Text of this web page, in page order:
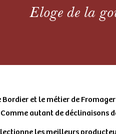
Eloge de la
Bordier et le métier de
Comme autant de déclinaisons